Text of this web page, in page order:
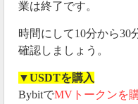
業は終了です。
時間にして10分から30
確認しましょう。
▼USDTを購入
BybitでMVトークンを